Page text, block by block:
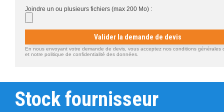
Joindre un ou plusieurs fichiers (max 200 Mo) :
Valider la demande de devis
En nous envoyant votre demande de devis, vous acceptez nos conditions générales
et notre politique de confidentialité des données.
Stock fournisseur